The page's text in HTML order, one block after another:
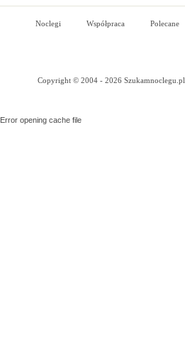
Noclegi Współpraca Polecane
Copyright © 2004 - 2026 Szukamnoclegu.pl
Error opening cache file